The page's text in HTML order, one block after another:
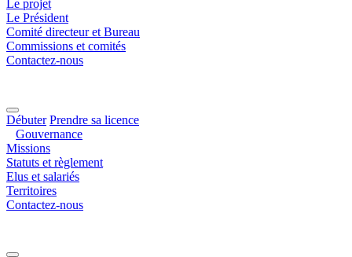
Le projet
Le Président
Comité directeur et Bureau
Commissions et comités
Contactez-nous
Débuter Prendre sa licence
Gouvernance
Missions
Statuts et règlement
Elus et salariés
Territoires
Contactez-nous